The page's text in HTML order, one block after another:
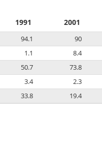
1991 2001
94.1 90
1.1 8.4
50.7 73.8
3.4 2.3
33.8 19.4